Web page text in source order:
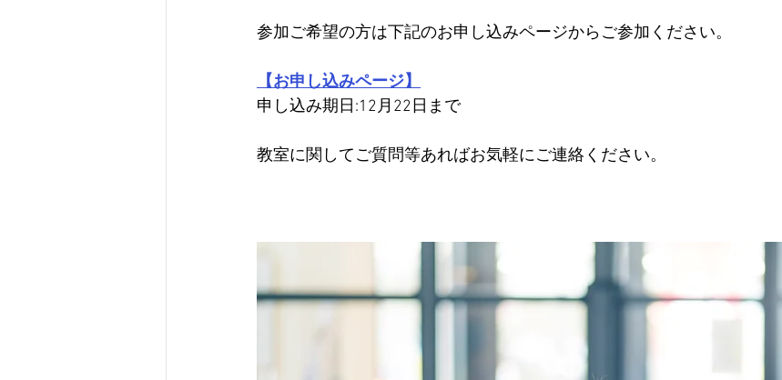
参加ご希望の方は下記のお申し込みページからご参加ください。
【お申し込みページ】
申し込み期日:12月22日まで
教室に関してご質問等あればお気軽にご連絡ください。